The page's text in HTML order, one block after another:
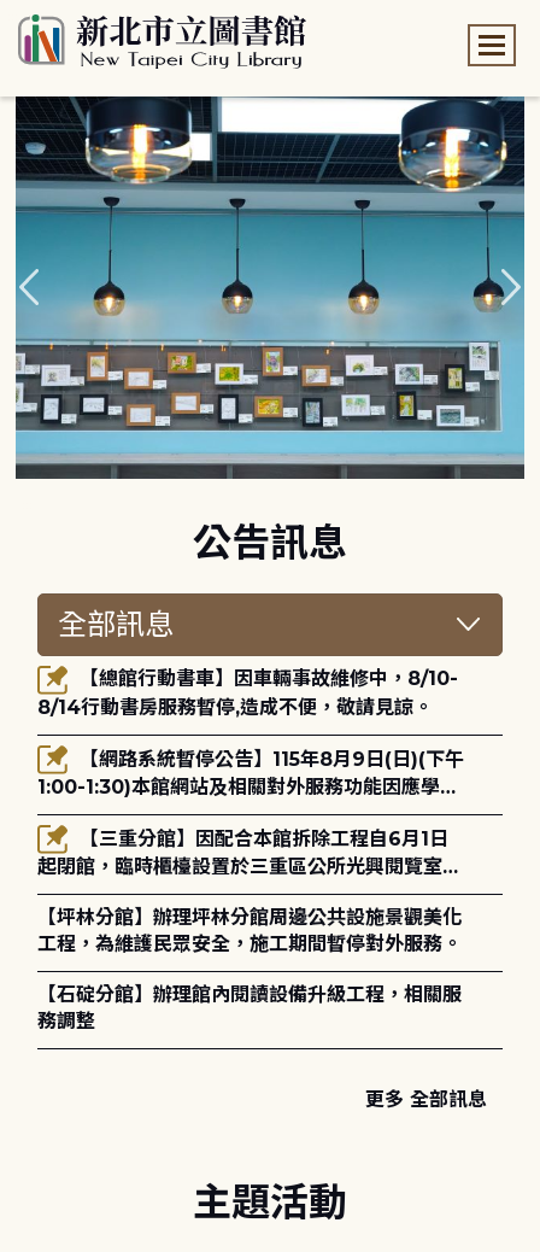
公告訊息
8/14行動書房服務暫停,造成不便，敬請見諒。
1:00-1:30)本館網站及相關對外服務功能因應學術
網路升級更新將暫停服務。
起閉館，臨時櫃檯設置於三重區公所光興閱覽室，
造成不便，敬請見諒。
【坪林分館】辦理坪林分館周邊公共設施景觀美化
工程，為維護民眾安全，施工期間暫停對外服務。
【石碇分館】辦理館內閱讀設備升級工程，相關服
務調整
更多 全部訊息
主題活動